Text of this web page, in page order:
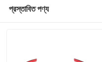
প্রস্তাবিত পণ্য